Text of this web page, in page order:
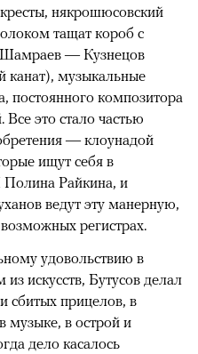
някрошюсовский
тащат короб с
— Кузнецов
канат), музыкальные
постоянного композитора
это стало частью
— клоунадой
ищут себя в
Полина Райкина, и
ведут эту манерную,
регистрах.
удовольствию в
искусств, Бутусов делал
сбитых прицелов, в
музыке, в острой и
дело касалось